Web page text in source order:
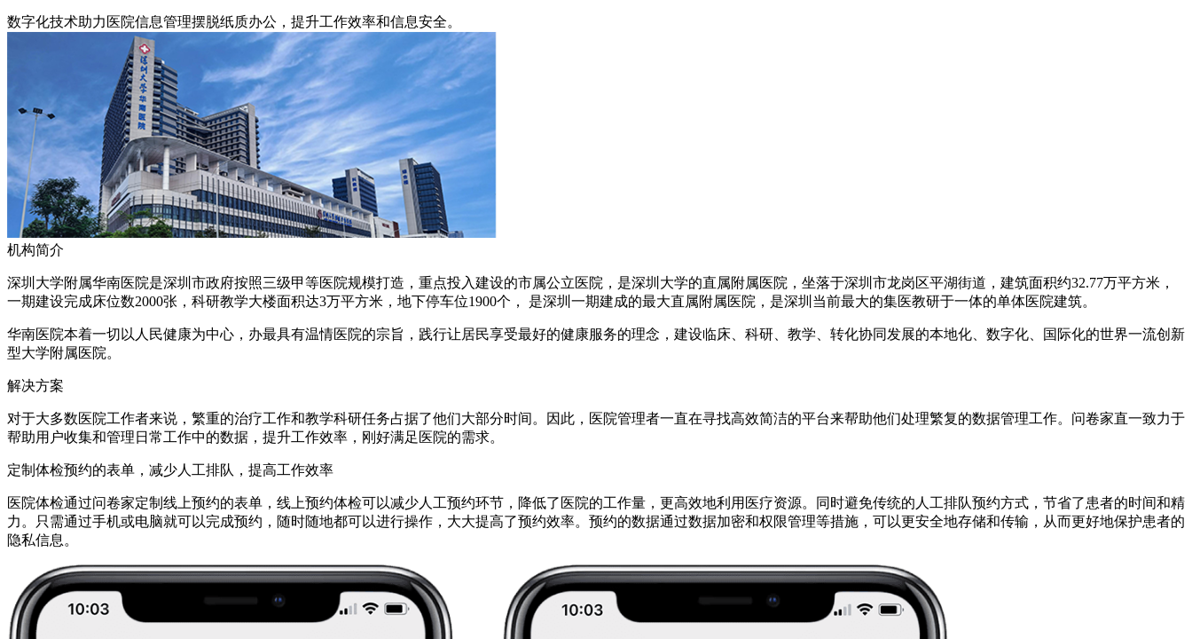
数字化技术助力医院信息管理摆脱纸质办公，提升工作效率和信息安全。
机构简介
深圳大学附属华南医院是深圳市政府按照三级甲等医院规模打造，重点投入建设的市属公立医院，是深圳大学的直属附属医院，坐落于深圳市龙岗区平湖街道，建筑面积约32.77万平方米，
一期建设完成床位数2000张，科研教学大楼面积达3万平方米，地下停车位1900个， 是深圳一期建成的最大直属附属医院，是深圳当前最大的集医教研于一体的单体医院建筑。
华南医院本着一切以人民健康为中心，办最具有温情医院的宗旨，践行让居民享受最好的健康服务的理念，建设临床、科研、教学、转化协同发展的本地化、数字化、国际化的世界一流创新
型大学附属医院。
解决方案
对于大多数医院工作者来说，繁重的治疗工作和教学科研任务占据了他们大部分时间。因此，医院管理者一直在寻找高效简洁的平台来帮助他们处理繁复的数据管理工作。问卷家直一致力于
帮助用户收集和管理日常工作中的数据，提升工作效率，刚好满足医院的需求。
定制体检预约的表单，减少人工排队，提高工作效率
医院体检通过问卷家定制线上预约的表单，线上预约体检可以减少人工预约环节，降低了医院的工作量，更高效地利用医疗资源。同时避免传统的人工排队预约方式，节省了患者的时间和精
力。只需通过手机或电脑就可以完成预约，随时随地都可以进行操作，大大提高了预约效率。预约的数据通过数据加密和权限管理等措施，可以更安全地存储和传输，从而更好地保护患者的
隐私信息。